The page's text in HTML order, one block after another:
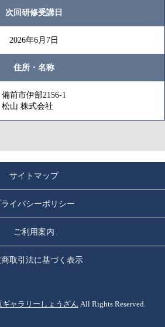
次回研修受講日
2026年6月7日
住所・名称
備前市伊部2156-1
松山 株式会社
サイトマップ
ライバシーポリシー
ご利用案内
取引法に基づく表示
ギャラリーしょうざん All Rights Reserved.